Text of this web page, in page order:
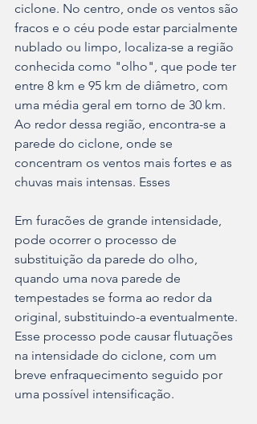
ciclone. No centro, onde os ventos são
fracos e o céu pode estar parcialmente
nublado ou limpo, localiza-se a região
conhecida como "olho", que pode ter
entre 8 km e 95 km de diâmetro, com
uma média geral em torno de 30 km.
Ao redor dessa região, encontra-se a
parede do ciclone, onde se
concentram os ventos mais fortes e as
chuvas mais intensas. Esses
Em furacões de grande intensidade,
pode ocorrer o processo de
substituição da parede do olho,
quando uma nova parede de
tempestades se forma ao redor da
original, substituindo-a eventualmente.
Esse processo pode causar flutuações
na intensidade do ciclone, com um
breve enfraquecimento seguido por
uma possível intensificação.